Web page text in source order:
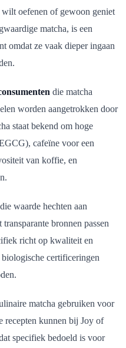
oefenen of gewoon geniet
matcha, is een
omdat ze vaak dieper ingaan
die matcha
worden aangetrokken door
staat bekend om hoge
cafeïne voor een
van koffie, en
die waarde hechten aan
bronnen passen
richt op kwaliteit en
certificeringen
matcha gebruiken voor
recepten kunnen bij Joy of
specifiek bedoeld is voor